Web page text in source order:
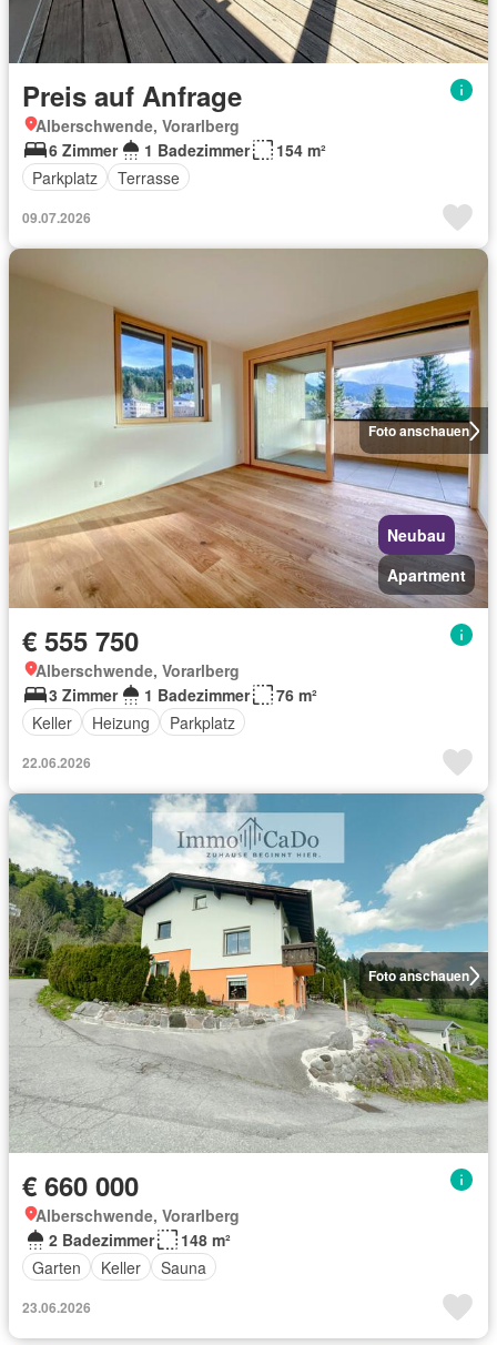
Preis auf Anfrage
Alberschwende, Vorarlberg
6 Zimmer
1 Badezimmer
154 m²
Parkplatz
Terrasse
09.07.2026
Foto anschauen
Neubau
Apartment
€ 555 750
Alberschwende, Vorarlberg
3 Zimmer
1 Badezimmer
76 m²
Keller
Heizung Parkplatz
22.06.2026
Foto anschauen
€ 660 000
Alberschwende, Vorarlberg
2 Badezimmer
148 m²
Garten
Keller Sauna
23.06.2026